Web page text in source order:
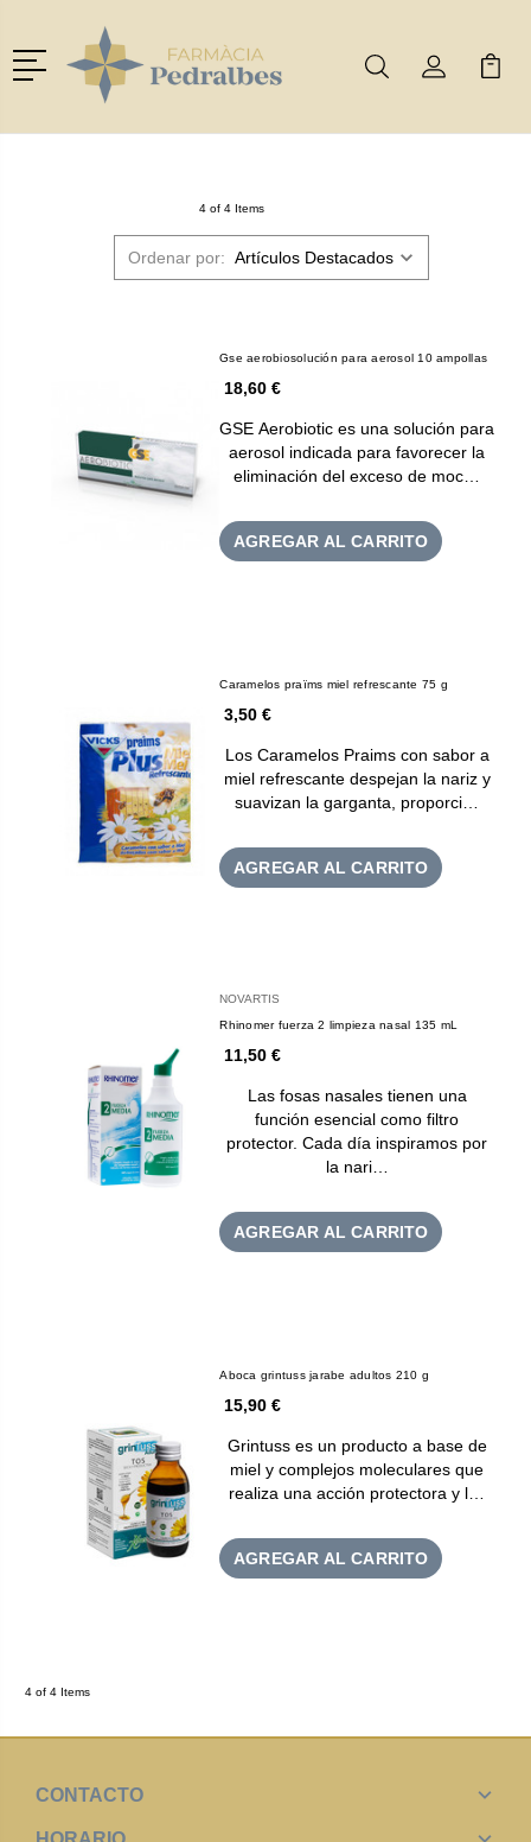
Menú
BuscarMi Cuenta
Mi
4 of 4 Items
Ordenar por:
Gse aerobiosolución para aerosol 10 ampollas
18,60 €
GSE Aerobiotic es una solución para
aerosol indicada para favorecer la
eliminación del exceso de moc…
AGREGAR AL CARRITO
Caramelos praïms miel refrescante 75 g
3,50 €
Los Caramelos Praims con sabor a
miel refrescante despejan la nariz y
suavizan la garganta, proporci…
AGREGAR AL CARRITO
NOVARTIS
Rhinomer fuerza 2 limpieza nasal 135 mL
11,50 €
Las fosas nasales tienen una
función esencial como filtro
protector. Cada día inspiramos por
la nari…
AGREGAR AL CARRITO
Aboca grintuss jarabe adultos 210 g
15,90 €
Grintuss es un producto a base de
miel y complejos moleculares que
realiza una acción protectora y l…
AGREGAR AL CARRITO
4 of 4 Items
CONTACTO